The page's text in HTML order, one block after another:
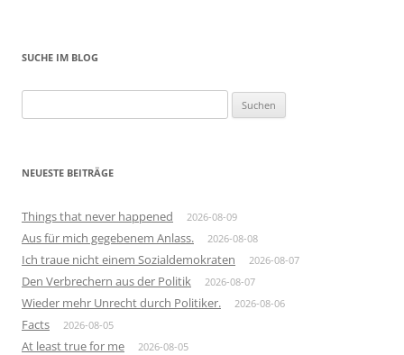
SUCHE IM BLOG
nach:
NEUESTE BEITRÄGE
Things that never happened 2026-08-09
Aus für mich gegebenem Anlass. 2026-08-08
Ich traue nicht einem Sozialdemokraten 2026-08-07
Den Verbrechern aus der Politik 2026-08-07
Wieder mehr Unrecht durch Politiker. 2026-08-06
Facts 2026-08-05
At least true for me 2026-08-05